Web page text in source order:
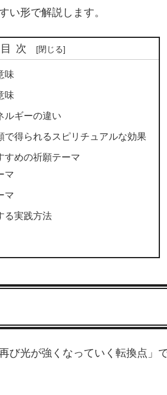
い形で解説します。
目次
味
味
ルギーの違い
で得られるスピリチュアルな効果
すめの祈願テーマ
マ
マ
る実践方法
光が強くなっていく転換点」